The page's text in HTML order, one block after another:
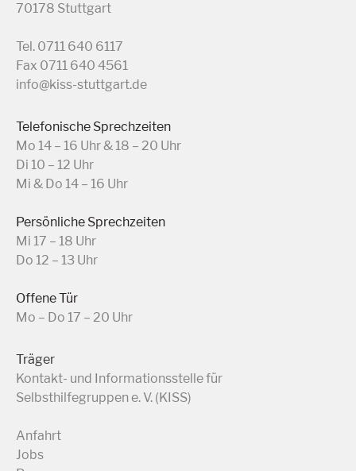
70178 Stuttgart
Tel. 0711 640 6117
Fax 0711 640 4561
info@kiss-stuttgart.de
Telefonische Sprechzeiten
Mo 14 – 16 Uhr & 18 – 20 Uhr
Di 10 – 12 Uhr
Mi & Do 14 – 16 Uhr
Persönliche Sprechzeiten
Mi 17 – 18 Uhr
Do 12 – 13 Uhr
Offene Tür
Mo – Do 17 – 20 Uhr
Träger
Kontakt- und Informationsstelle für
Selbsthilfegruppen e. V. (KISS)
Anfahrt
Jobs